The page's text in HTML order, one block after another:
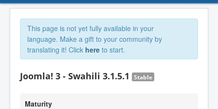
This page is not yet fully available in your
language. Make a gift to your community by
translating it! Click here to start.
Joomla! 3 - Swahili 3.1.5.1 Stable
Maturity